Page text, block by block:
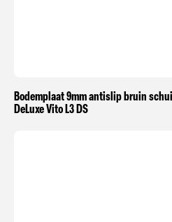
Bodemplaat 9mm antislip bruin
DeLuxe Vito L3 DS